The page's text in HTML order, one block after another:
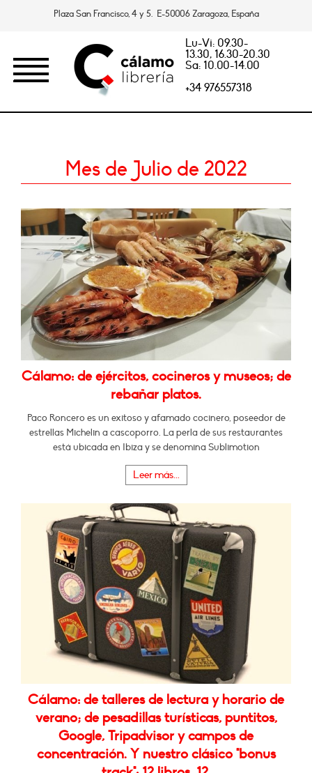
Plaza San Francisco, 4 y 5. E-50006 Zaragoza, España
Lu-Vi: 09.30-
13.30, 16.30-20.30
Sa: 10.00-14.00
+34 976557318
Mes de Julio de 2022
Cálamo: de ejércitos, cocineros y museos; de
rebañar platos.
Paco Roncero es un exitoso y afamado cocinero, poseedor de
estrellas Michelin a cascoporro. La perla de sus restaurantes
está ubicada en Ibiza y se denomina Sublimotion
Leer más...
Cálamo: de talleres de lectura y horario de
verano; de pesadillas turísticas, puntitos,
Google, Tripadvisor y campos de
concentración. Y nuestro clásico "bonus